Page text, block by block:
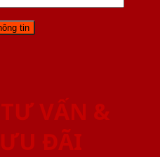
VẤN &
ĐÃI